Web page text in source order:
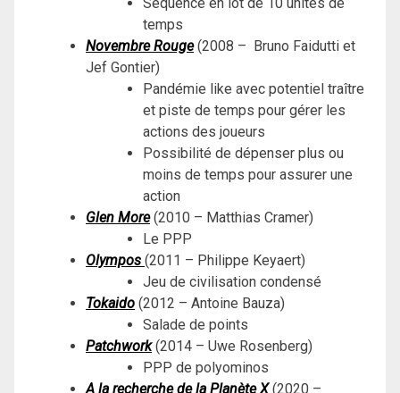
temps
Novembre Rouge (2008 – Bruno Faidutti et
Jef Gontier)
Pandémie like avec potentiel traître
et piste de temps pour gérer les
actions des joueurs
Possibilité de dépenser plus ou
moins de temps pour assurer une
action
Glen More (2010 – Matthias Cramer)
Le PPP
Olympos (2011 – Philippe Keyaert)
Jeu de civilisation condensé
Tokaido (2012 – Antoine Bauza)
Salade de points
Patchwork (2014 – Uwe Rosenberg)
PPP de polyominos
A la recherche de la Planète X (2020 –